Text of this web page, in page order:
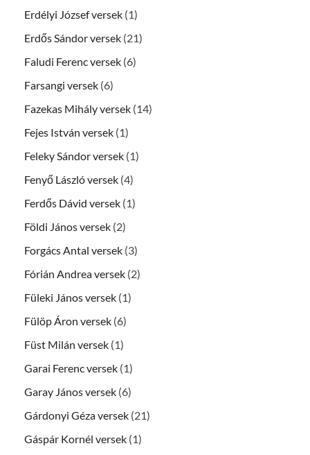
Erdélyi József versek (1)
Erdős Sándor versek (21)
Faludi Ferenc versek (6)
Farsangi versek (6)
Fazekas Mihály versek (14)
Fejes István versek (1)
Feleky Sándor versek (1)
Fenyő László versek (4)
Ferdős Dávid versek (1)
Földi János versek (2)
Forgács Antal versek (3)
Fórián Andrea versek (2)
Füleki János versek (1)
Fülöp Áron versek (6)
Füst Milán versek (1)
Garai Ferenc versek (1)
Garay János versek (6)
Gárdonyi Géza versek (21)
Gáspár Kornél versek (1)